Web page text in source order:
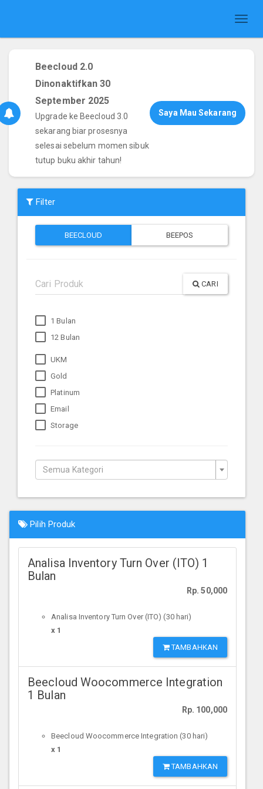
Beecloud 2.0
Dinonaktifkan 30
September 2025
Upgrade ke Beecloud 3.0
sekarang biar prosesnya
selesai sebelum momen sibuk
tutup buku akhir tahun!
Saya Mau Sekarang
Filter
BEECLOUD BEEPOS
CARI
1 Bulan
12 Bulan
UKM
Gold
Platinum
Email
Storage
Semua Kategori
Pilih Produk
Analisa Inventory Turn Over (ITO) 1
Bulan
Rp. 50,000
Analisa Inventory Turn Over (ITO) (30 hari)
x 1
TAMBAHKAN
Beecloud Woocommerce Integration
1 Bulan
Rp. 100,000
Beecloud Woocommerce Integration (30 hari)
x 1
TAMBAHKAN